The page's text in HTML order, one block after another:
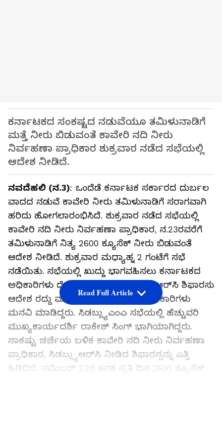
ಕರ್ನಾಟಕದ ಸಂಕಷ್ಟದ ನಡುವೆಯೂ ತಮಿಳುನಾಡಿಗೆ
ಮತ್ತೆ ನೀರು ಬಿಡುವಂತೆ ಕಾವೇರಿ ನದಿ ನೀರು
ನಿರ್ವಹಣಾ ಪ್ರಾಧಿಕಾರ ಶುಕ್ರವಾರ ನಡೆದ ಸಭೆಯಲ್ಲಿ
ಆದೇಶ ನೀಡಿದೆ.
ನವದೆಹಲಿ (ನ.3): ಒಂದೆಡೆ ಕರ್ನಾಟಕ ಸರ್ಕಾರದ ದುರ್ಬಲ
ವಾದದ ನಡುವೆ ಕಾವೇರಿ ನೀರು ತಮಿಳುನಾಡಿಗೆ ಸರಾಗವಾಗಿ
ಹರಿದು ಹೋಗಲಾರಂಭಿಸಿದೆ. ಶುಕ್ರವಾರ ನಡೆದ ಸಭೆಯಲ್ಲಿ
ಕಾವೇರಿ ನದಿ ನೀರು ನಿರ್ವಹಣಾ ಪ್ರಾಧಿಕಾರ, ನ.23ರವರೆಗೆ
ತಮಿಳುನಾಡಿಗೆ ನಿತ್ಯ 2600 ಕ್ಯೂಸೆಕ್‌ ನೀರು ಬಿಡುವಂತೆ
ಆದೇಶ ನೀಡಿದೆ. ಶುಕ್ರವಾರ ಮಧ್ಯಾಹ್ನ 2 ಗಂಟೆಗೆ ಸಭೆ
ನಡೆಯಿತು. ಸಭೆಯಲ್ಲಿ ಖುದ್ದು ಭಾಗವಹಿಸಲು ಕರ್ನಾಟಕದ
ಅಧಿಕಾರಿಗಳು ದೆಹಲಿಗೆ ತೆರಳಿದ್ದರು. ಸಿಡಬ್ಲ್ಯುಆರ್‌ಸಿ ಶಿಫಾರಸು
ಆದೇಶ ರದ್ದು ಮಾಡುವಂತೆ ಕರ್ನಾಟಕದ ಅಧಿಕಾರಿಗಳು
ಮನವಿ ಮಾಡಿದ್ದರು. ಸಿಡಬ್ಲ್ಯುಎಂಎ ಸಭೆಯಲ್ಲಿ ಹೆಚ್ಚುವರಿ
ಮುಖ್ಯಕಾರ್ಯದರ್ಶಿ ರಾಕೇಶ್ ಸಿಂಗ್ ಭಾಗಿಯಾಗಿದ್ದರು.
ಸಾಕಷ್ಟು ಚರ್ಚೆಯ ಬಳಿಕ ಕಾವೇರಿ ನದಿ ನೀರು ನಿರ್ವಹಣಾ
ಪ್ರಾಧಿಕಾರ, ಸಿಡಬ್ಲ್ಯುಆರ್‌ಸಿ ನೀಡಿದ ಶಿಫಾರಸ್ಸನ್ನು ಎತ್ತಿ
ಹಿಡಿದಿದೆ. ನವೆಂಬರ್ 23ರ ತನಕ ಪ್ರತಿ ದಿನ 2600 ಕ್ಯೂಸೆಕ್‌
Read Full Article